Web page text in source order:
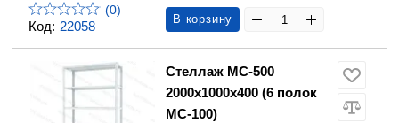
Код: 22058
(0)
В корзину
Стеллаж МС-500
2000х1000х400 (6 полок
МС-100)